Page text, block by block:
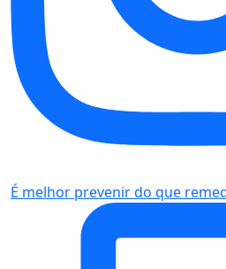
É melhor prevenir do que